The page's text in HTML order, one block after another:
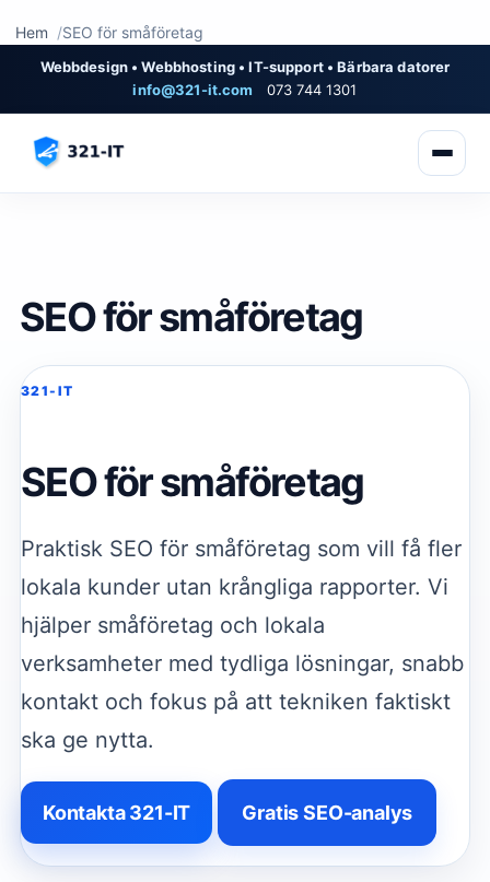
Hem SEO för småföretag
Webbdesign • Webbhosting • IT-support • Bärbara datorer
info@321-it.com 073 744 1301
SEO för småföretag
321-IT
SEO för småföretag
Praktisk SEO för småföretag som vill få fler
lokala kunder utan krångliga rapporter. Vi
hjälper småföretag och lokala
verksamheter med tydliga lösningar, snabb
kontakt och fokus på att tekniken faktiskt
ska ge nytta.
Kontakta 321-IT Gratis SEO-analys